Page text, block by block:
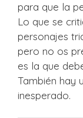
para que la
Lo que se
personajes
pero no os
es la que
También hay
inesperado.